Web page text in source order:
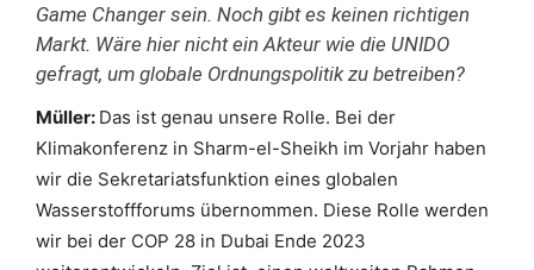
Game Changer sein. Noch gibt es keinen richtigen
Markt. Wäre hier nicht ein Akteur wie die UNIDO
gefragt, um globale Ordnungspolitik zu betreiben?
Müller: Das ist genau unsere Rolle. Bei der
Klimakonferenz in Sharm-el-Sheikh im Vorjahr haben
wir die Sekretariatsfunktion eines globalen
Wasserstoffforums übernommen. Diese Rolle werden
wir bei der COP 28 in Dubai Ende 2023